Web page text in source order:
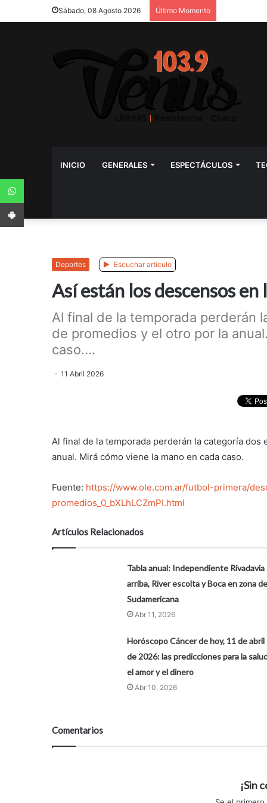
Sábado, 08 Agosto 2026 Último Momento
INICIO GENERALES ESPECTÁCULOS
Deportes Escuchar artículo
Así están los descensos
Al final de la temporada perderán
de promedios y el otro por la
caso....
11 Abril 2026
Al final de la temporada perderán la categoría
anual. Mirá cómo viene la mano en cada caso.
Fuente: https://www.ole.com.ar/futbol-primera/
promedios_0_bXLhLCZmPI.html
Artículos Relacionados
Tabla anual: Independiente Rivadavia
arriba, River escolta y Boca en zona de
Sudamericana
Abr 11, 2026
Horóscopo Cáncer de hoy, 11 de abril
de 2026: las predicciones para la
el amor y el dinero
Abr 10, 2026
Comentarios
¡Sin